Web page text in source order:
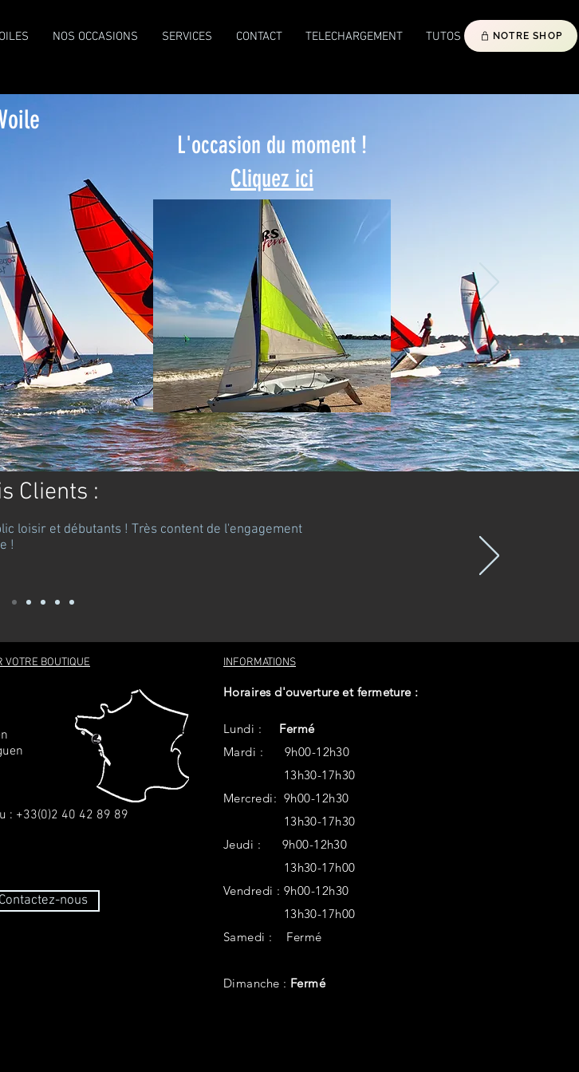
NOS OCCASIONS SERVICES CONTACT TELECHARGEMENT TUTOS NOTRE SHOP
L'occasion du moment !
Cliquez ici
Clients :
loisir et débutants ! Très content de l'engagement
!
VOTRE BOUTIQUE
: +33(0)2 40 42 89 89
Contactez-nous
INFORMATIONS
Horaires d'ouverture et fermeture :
Lundi : Fermé
Mardi : 9h00-12h30
13h30-17h30
Mercredi: 9h00-12h30
13h30-17h30
Jeudi : 9h00-12h30
13h30-17h00
Vendredi : 9h00-12h30
13h30-17h00
Samedi :
Fermé
Dimanche : Fermé